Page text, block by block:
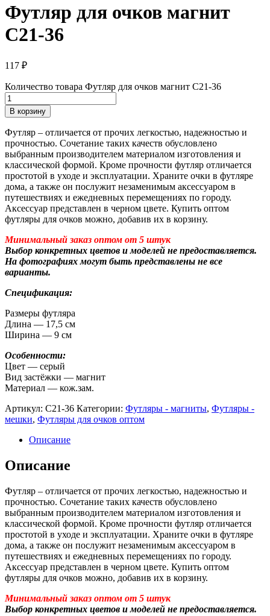
Футляр для очков магнит
C21-36
117 ₽
Количество товара Футляр для очков магнит C21-36
В корзину
Футляр – отличается от прочих легкостью, надежностью и
прочностью. Сочетание таких качеств обусловлено
выбранным производителем материалом изготовления и
классической формой. Кроме прочности футляр отличается
простотой в уходе и эксплуатации. Храните очки в футляре
дома, а также он послужит незаменимым аксессуаром в
путешествиях и ежедневных перемещениях по городу.
Аксессуар представлен в черном цвете. Купить оптом
футляры для очков можно, добавив их в корзину.
Минимальный заказ оптом от 5 штук
Выбор конкретных цветов и моделей не предоставляется.
На фотографиях могут быть представлены не все
варианты.
Спецификация:
Размеры футляра
Длина — 17,5 см
Ширина — 9 см
Особенности:
Цвет — серый
Вид застёжки — магнит
Материал — кож.зам.
Артикул: C21-36 Категории: Футляры - магниты, Футляры -
мешки, Футляры для очков оптом
Описание
Описание
Футляр – отличается от прочих легкостью, надежностью и
прочностью. Сочетание таких качеств обусловлено
выбранным производителем материалом изготовления и
классической формой. Кроме прочности футляр отличается
простотой в уходе и эксплуатации. Храните очки в футляре
дома, а также он послужит незаменимым аксессуаром в
путешествиях и ежедневных перемещениях по городу.
Аксессуар представлен в черном цвете. Купить оптом
футляры для очков можно, добавив их в корзину.
Минимальный заказ оптом от 5 штук
Выбор конкретных цветов и моделей не предоставляется.